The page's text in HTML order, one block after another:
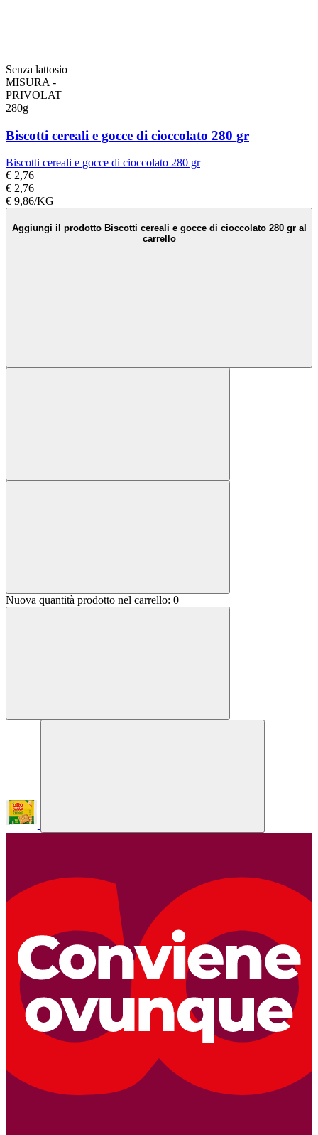
Senza lattosio
MISURA -
PRIVOLAT
280g
Biscotti cereali e gocce di cioccolato 280 gr
Biscotti cereali e gocce di cioccolato 280 gr
€ 2,76
€ 2,76
€ 9,86/KG
Aggiungi il prodotto Biscotti cereali e gocce di cioccolato 280 gr al
carrello
Nuova quantità prodotto nel carrello: 0